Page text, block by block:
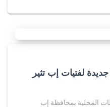
لفتيات إب تثير
المحلية بمحافظة إب